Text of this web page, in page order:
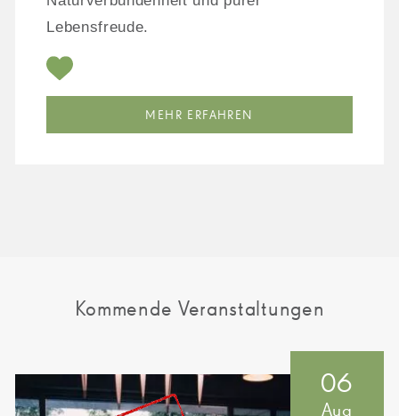
Lebensfreude.
MEHR ERFAHREN
Kommende Veranstaltungen
06
Aug